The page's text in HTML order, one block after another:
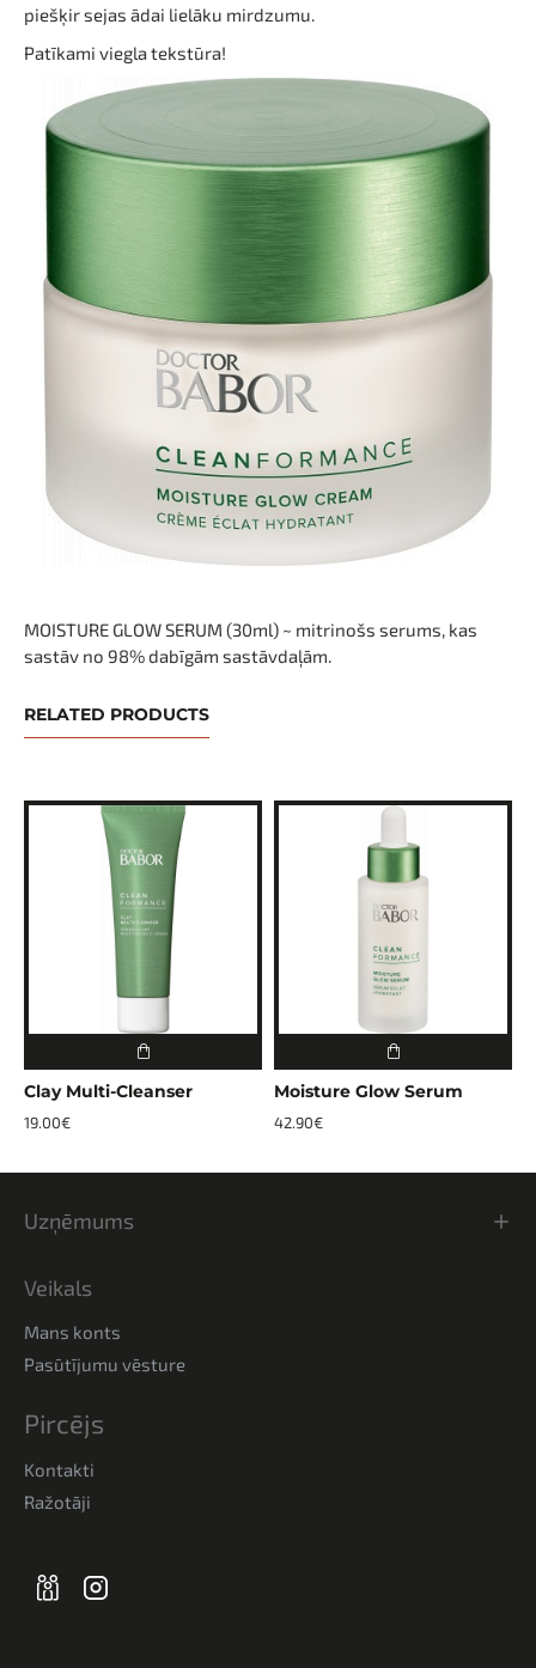
piešķir sejas ādai lielāku mirdzumu.
Patīkami viegla tekstūra!
MOISTURE GLOW SERUM (30ml) ~ mitrinošs serums, kas
sastāv no 98%dabīgām sastāvdaļām.
RELATED PRODUCTS
Clay Multi-Cleanser
19.00€
Moisture Glow Serum
42.90€
Uzņēmums
Veikals
Mans konts
Pasūtījumu vēsture
Pircējs
Kontakti
Ražotāji